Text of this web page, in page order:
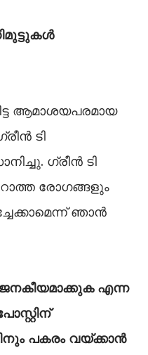
ആമാശയപരമായ
ടി
ഗ്രീൻ ടി
രോഗങ്ങളും
ഞാൻ
ജനകീയമാക്കുക എന്ന
പകരം വയ്ക്കാൻ